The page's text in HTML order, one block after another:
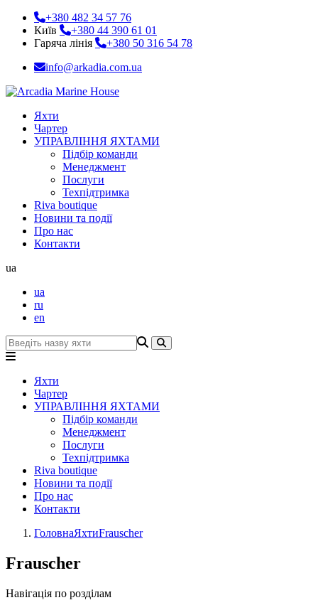
+380 482 34 57 76
Київ
+380 44 390 61 01
Гаряча лінія
+380 50 316 54 78
info@arkadia.com.ua
Яхти
Чартер
УПРАВЛІННЯ ЯХТАМИ
Підбір команди
Менеджмент
Послуги
Техпідтримка
Riva boutique
Новини та події
Про нас
Контакти
ua
ua
ru
en
Яхти
Чартер
УПРАВЛІННЯ ЯХТАМИ
Підбір команди
Менеджмент
Послуги
Техпідтримка
Riva boutique
Новини та події
Про нас
Контакти
ГоловнаЯхтиFrauscher
Frauscher
Навігація по розділам